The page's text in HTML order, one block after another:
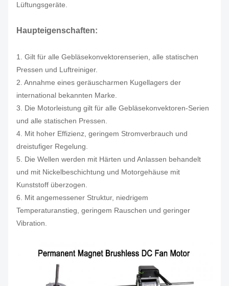
Lüftungsgeräte.
Haupteigenschaften:
1. Gilt für alle Gebläsekonvektorenserien, alle statischen
Pressen und Luftreiniger.
2. Annahme eines geräuscharmen Kugellagers der
international bekannten Marke.
3. Die Motorleistung gilt für alle Gebläsekonvektoren-Serien
und alle statischen Pressen.
4. Mit hoher Effizienz, geringem Stromverbrauch und
dreistufiger Regelung.
5. Die Wellen werden mit Härten und Anlassen behandelt
und mit Nickelbeschichtung und Motorgehäuse mit
Kunststoff überzogen.
6. Mit angemessener Struktur, niedrigem
Temperaturanstieg, geringem Rauschen und geringer
Vibration.